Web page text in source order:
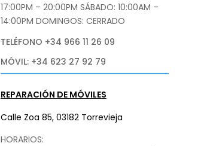
17:00PM – 20:00PM SÁBADO: 10:00AM –
14:00PM DOMINGOS: CERRADO
TELÉFONO +34 966 11 26 09
MÓVIL: +34 623 27 92 79
REPARACIÓN DE MÓVILES
Calle Zoa 85, 03182 Torrevieja
HORARIOS: